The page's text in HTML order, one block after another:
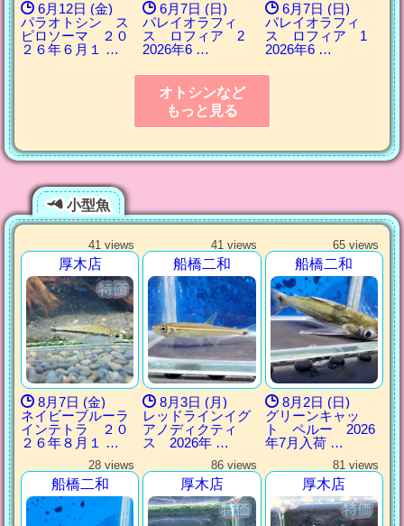
6月12日 (金)
パラオトシン ス
ピロソーマ ２０
２６年６月１ …
6月7日 (日)
パレイオラフィ
ス ロフィア 2
2026年6 …
6月7日 (日)
パレイオラフィ
ス ロフィア 1
2026年6 …
オトシンなど
もっと見る
小型魚
41 views
厚木店
8月7日 (金)
ネイビーブルーラ
インテトラ ２０
２６年８月１ …
41 views
船橋二和
8月3日 (月)
レッドラインイグ
アノディクティ
ス 2026年 …
65 views
船橋二和
8月2日 (日)
グリーンキャッ
ト ペルー 2026
年7月入荷 …
28 views
船橋二和
86 views
厚木店
81 views
厚木店